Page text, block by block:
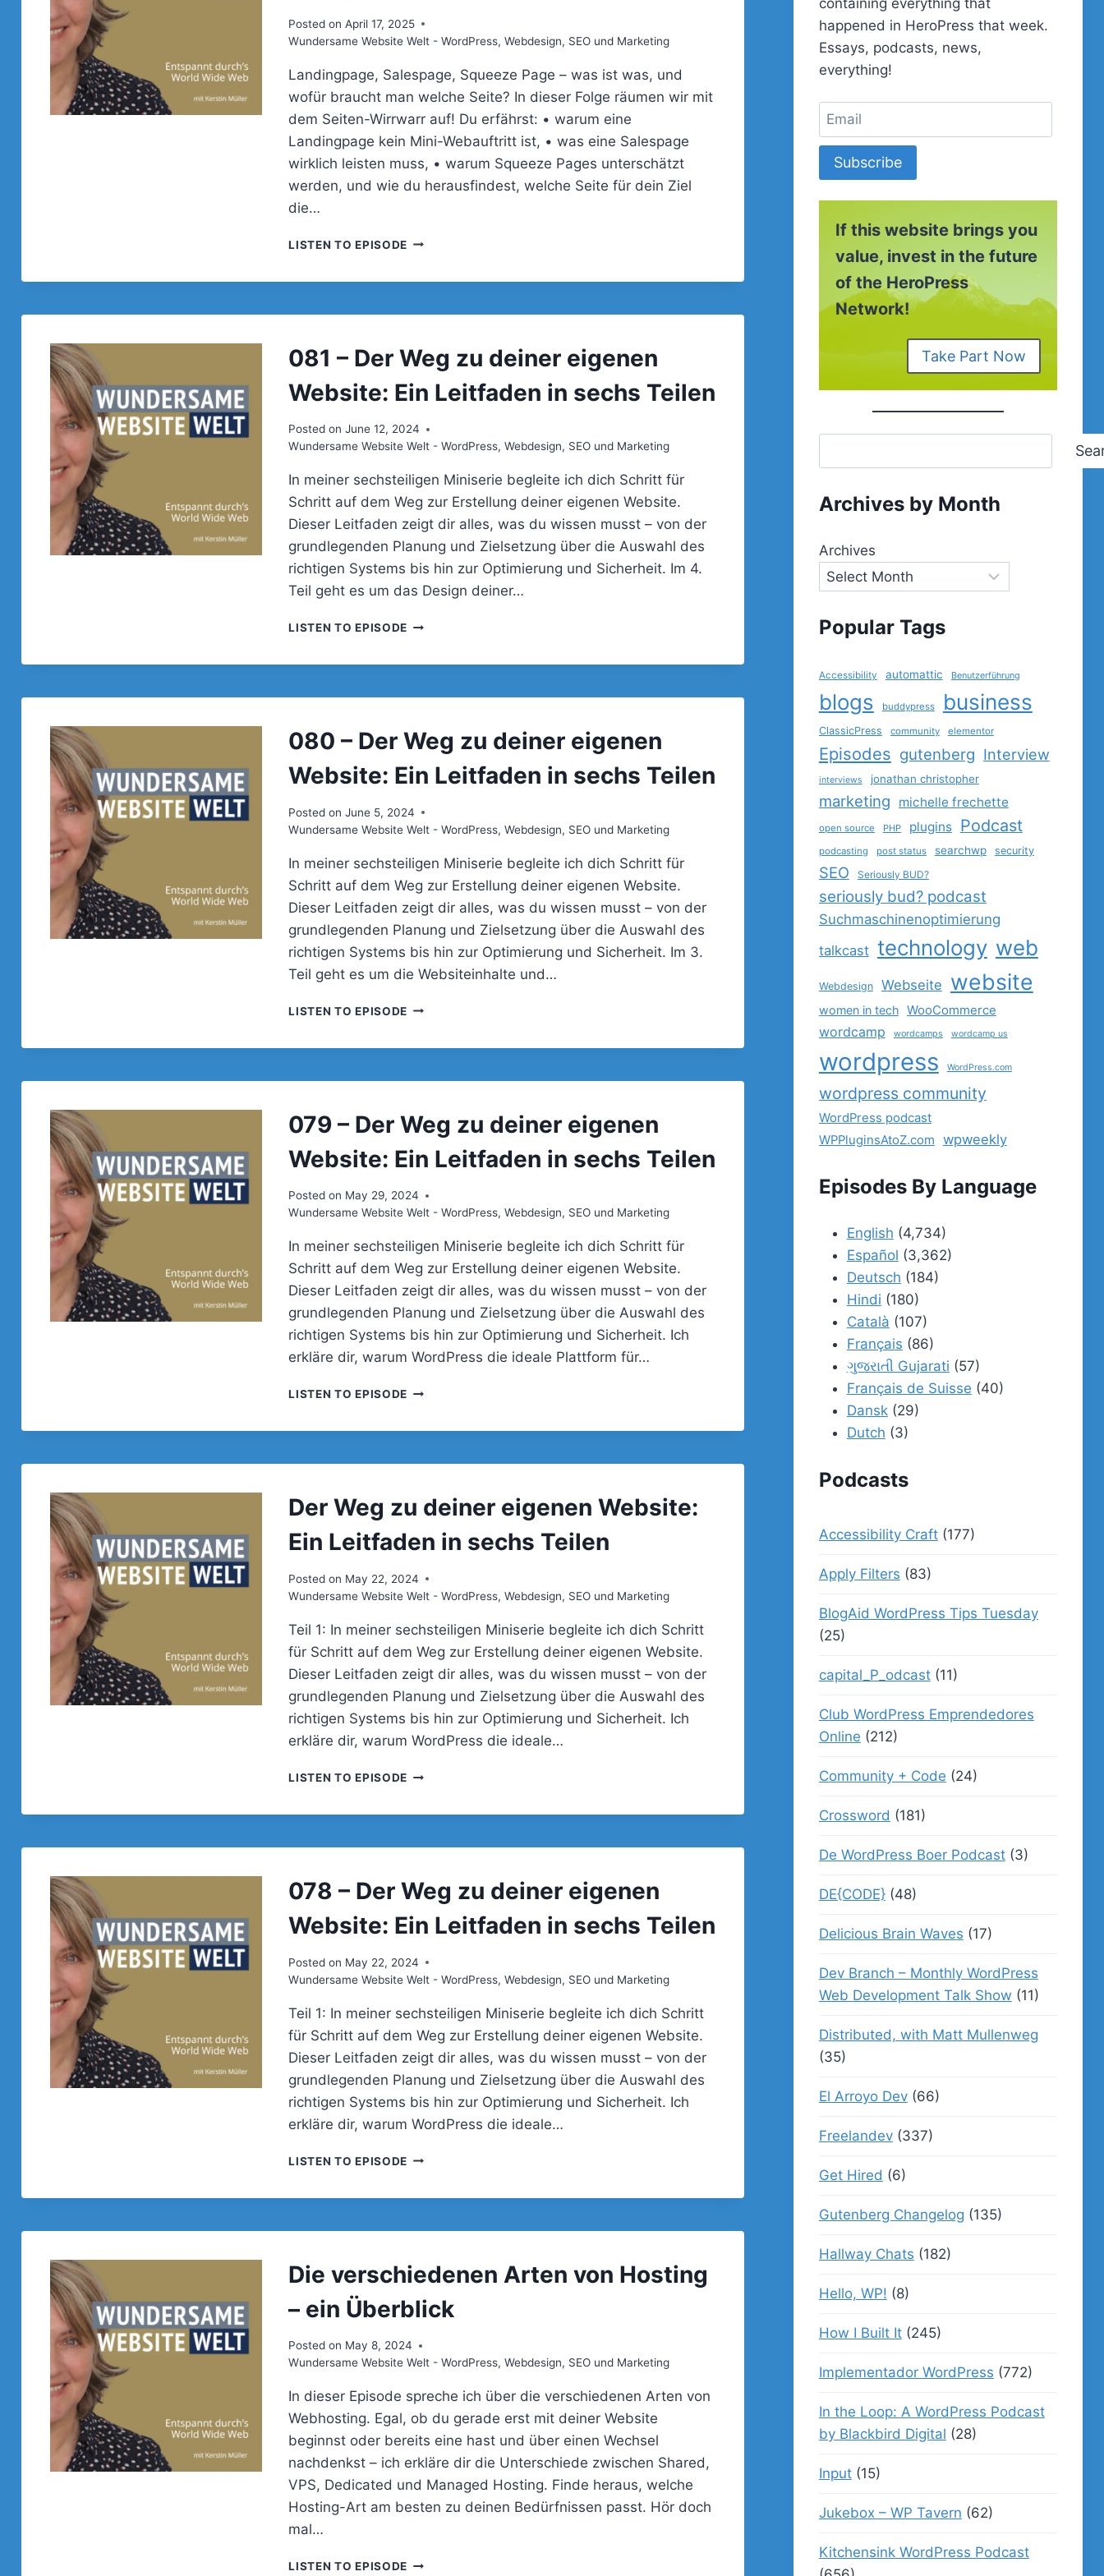
Posted on April 17, 2025
Wundersame Website Welt - WordPress, Webdesign, SEO und Marketing
Landingpage, Salespage, Squeeze Page – was ist was, und
wofür braucht man welche Seite? In dieser Folge räumen wir mit
dem Seiten-Wirrwarr auf! Du erfährst: • warum eine
Landingpage kein Mini-Webauftritt ist, • was eine Salespage
wirklich leisten muss, • warum Squeeze Pages unterschätzt
werden, und wie du herausfindest, welche Seite für dein Ziel
die…
LISTEN TO EPISODE 093
IST
UNTERSCHIED
WAS
BRAUCHST
WIRKLICH?
081 – Der Weg zu deiner eigenen
Website: Ein Leitfaden in sechs Teilen
Posted on June 12, 2024
Wundersame Website Welt - WordPress, Webdesign, SEO und Marketing
In meiner sechsteiligen Miniserie begleite ich dich Schritt für
Schritt auf dem Weg zur Erstellung deiner eigenen Website.
Dieser Leitfaden zeigt dir alles, was du wissen musst – von der
grundlegenden Planung und Zielsetzung über die Auswahl des
richtigen Systems bis hin zur Optimierung und Sicherheit. Im 4.
Teil geht es um das Design deiner…
LISTEN TO EPISODE 081
WEBSITE:
LEITFADEN
SECHS
TEILEN
080 – Der Weg zu deiner eigenen
Website: Ein Leitfaden in sechs Teilen
Posted on June 5, 2024
Wundersame Website Welt - WordPress, Webdesign, SEO und Marketing
In meiner sechsteiligen Miniserie begleite ich dich Schritt für
Schritt auf dem Weg zur Erstellung deiner eigenen Website.
Dieser Leitfaden zeigt dir alles, was du wissen musst – von der
grundlegenden Planung und Zielsetzung über die Auswahl des
richtigen Systems bis hin zur Optimierung und Sicherheit. Im 3.
Teil geht es um die Websiteinhalte und…
LISTEN TO EPISODE 080
WEBSITE:
LEITFADEN
SECHS
TEILEN
079 – Der Weg zu deiner eigenen
Website: Ein Leitfaden in sechs Teilen
Posted on May 29, 2024
Wundersame Website Welt - WordPress, Webdesign, SEO und Marketing
In meiner sechsteiligen Miniserie begleite ich dich Schritt für
Schritt auf dem Weg zur Erstellung deiner eigenen Website.
Dieser Leitfaden zeigt dir alles, was du wissen musst – von der
grundlegenden Planung und Zielsetzung über die Auswahl des
richtigen Systems bis hin zur Optimierung und Sicherheit. Ich
erkläre dir, warum WordPress die ideale Plattform für…
LISTEN TO EPISODE 079
WEBSITE:
LEITFADEN
SECHS
TEILEN
Der Weg zu deiner eigenen Website:
Ein Leitfaden in sechs Teilen
Posted on May 22, 2024
Wundersame Website Welt - WordPress, Webdesign, SEO und Marketing
Teil 1: In meiner sechsteiligen Miniserie begleite ich dich Schritt
für Schritt auf dem Weg zur Erstellung deiner eigenen Website.
Dieser Leitfaden zeigt dir alles, was du wissen musst – von der
grundlegenden Planung und Zielsetzung über die Auswahl des
richtigen Systems bis hin zur Optimierung und Sicherheit. Ich
erkläre dir, warum WordPress die ideale…
LISTEN TO EPISODE DER
LEITFADEN
SECHS
078 – Der Weg zu deiner eigenen
Website: Ein Leitfaden in sechs Teilen
Posted on May 22, 2024
Wundersame Website Welt - WordPress, Webdesign, SEO und Marketing
Teil 1: In meiner sechsteiligen Miniserie begleite ich dich Schritt
für Schritt auf dem Weg zur Erstellung deiner eigenen Website.
Dieser Leitfaden zeigt dir alles, was du wissen musst – von der
grundlegenden Planung und Zielsetzung über die Auswahl des
richtigen Systems bis hin zur Optimierung und Sicherheit. Ich
erkläre dir, warum WordPress die ideale…
LISTEN TO EPISODE 078
WEBSITE:
LEITFADEN
SECHS
TEILEN
Die verschiedenen Arten von Hosting
– ein Überblick
Posted on May 8, 2024
Wundersame Website Welt - WordPress, Webdesign, SEO und Marketing
In dieser Episode spreche ich über die verschiedenen Arten von
Webhosting. Egal, ob du gerade erst mit deiner Website
beginnst oder bereits eine hast und über einen Wechsel
nachdenkst – ich erkläre dir die Unterschiede zwischen Shared,
VPS, Dedicated und Managed Hosting. Finde heraus, welche
Hosting-Art am besten zu deinen Bedürfnissen passt. Hör doch
mal…
LISTEN TO EPISODE DIE
happened in HeroPress that week.
Essays, podcasts, news,
everything!
Subscribe
If this website brings you
value, invest in the future
of the HeroPress
Network!
Take Part Now
Archives by Month
Archives
Popular Tags
Accessibility automattic Benutzerführung
blogs buddypress business
ClassicPress community elementor
Episodes gutenberg Interview
interviews jonathan christopher
marketing michelle frechette
open source PHP plugins Podcast
podcasting post status searchwp security
SEO Seriously BUD?
seriously bud? podcast
Suchmaschinenoptimierung
talkcast technology web
Webdesign Webseite website
women in tech WooCommerce
wordcamp wordcamps wordcamp us
wordpress WordPress.com
wordpress community
WordPress podcast
WPPluginsAtoZ.com
wpweekly
Episodes By Language
English (4,734)
Español (3,362)
Deutsch (184)
Hindi (180)
Català (107)
Français (86)
ગુજરાતી Gujarati (57)
Français de Suisse (40)
Dansk(29)
Dutch (3)
Podcasts
Accessibility Craft(177)
Apply Filters (83)
BlogAid WordPress Tips Tuesday
(25)
capital_P_odcast(11)
Club WordPress Emprendedores
Online (212)
Community + Code (24)
Crossword (181)
De WordPress Boer Podcast(3)
DE{CODE}(48)
Delicious Brain Waves (17)
Dev Branch – Monthly WordPress
Web Development Talk Show (11)
Distributed, with Matt Mullenweg
(35)
El Arroyo Dev(66)
Freelandev(337)
Get Hired (6)
Gutenberg Changelog (135)
Hallway Chats (182)
Hello, WP! (8)
How I Built It(245)
Implementador WordPress (772)
In the Loop: A WordPress Podcast
by Blackbird Digital (28)
Input(15)
Jukebox – WP Tavern (62)
Kitchensink WordPress Podcast